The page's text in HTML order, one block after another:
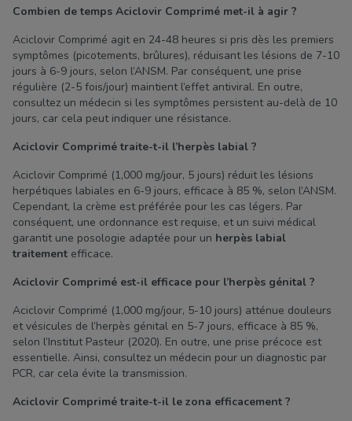
Combien de temps Aciclovir Comprimé met-il à agir ?
Aciclovir Comprimé agit en 24-48 heures si pris dès les premiers
symptômes (picotements, brûlures), réduisant les lésions de 7-10
jours à 6-9 jours, selon l’ANSM. Par conséquent, une prise
régulière (2-5 fois/jour) maintient l’effet antiviral. En outre,
consultez un médecin si les symptômes persistent au-delà de 10
jours, car cela peut indiquer une résistance.
Aciclovir Comprimé traite-t-il l’herpès labial ?
Aciclovir Comprimé (1,000 mg/jour, 5 jours) réduit les lésions
herpétiques labiales en 6-9 jours, efficace à 85 %, selon l’ANSM.
Cependant, la crème est préférée pour les cas légers. Par
conséquent, une ordonnance est requise, et un suivi médical
garantit une posologie adaptée pour un herpès labial
traitement efficace.
Aciclovir Comprimé est-il efficace pour l’herpès génital ?
Aciclovir Comprimé (1,000 mg/jour, 5-10 jours) atténue douleurs
et vésicules de l’herpès génital en 5-7 jours, efficace à 85 %,
selon l’Institut Pasteur (2020). En outre, une prise précoce est
essentielle. Ainsi, consultez un médecin pour un diagnostic par
PCR, car cela évite la transmission.
Aciclovir Comprimé traite-t-il le zona efficacement ?